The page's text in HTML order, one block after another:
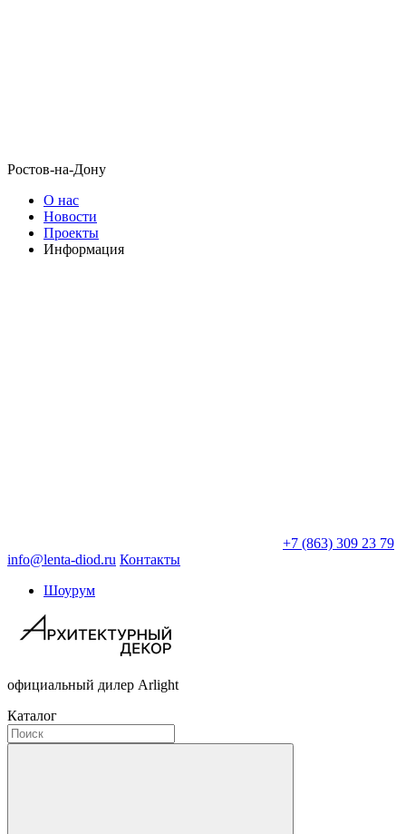
Ростов-на-Дону
О нас
Новости
Проекты
Информация
+7 (863) 309 23 79
info@lenta-diod.ru Контакты
Шоурум
официальный дилер Arlight
Каталог